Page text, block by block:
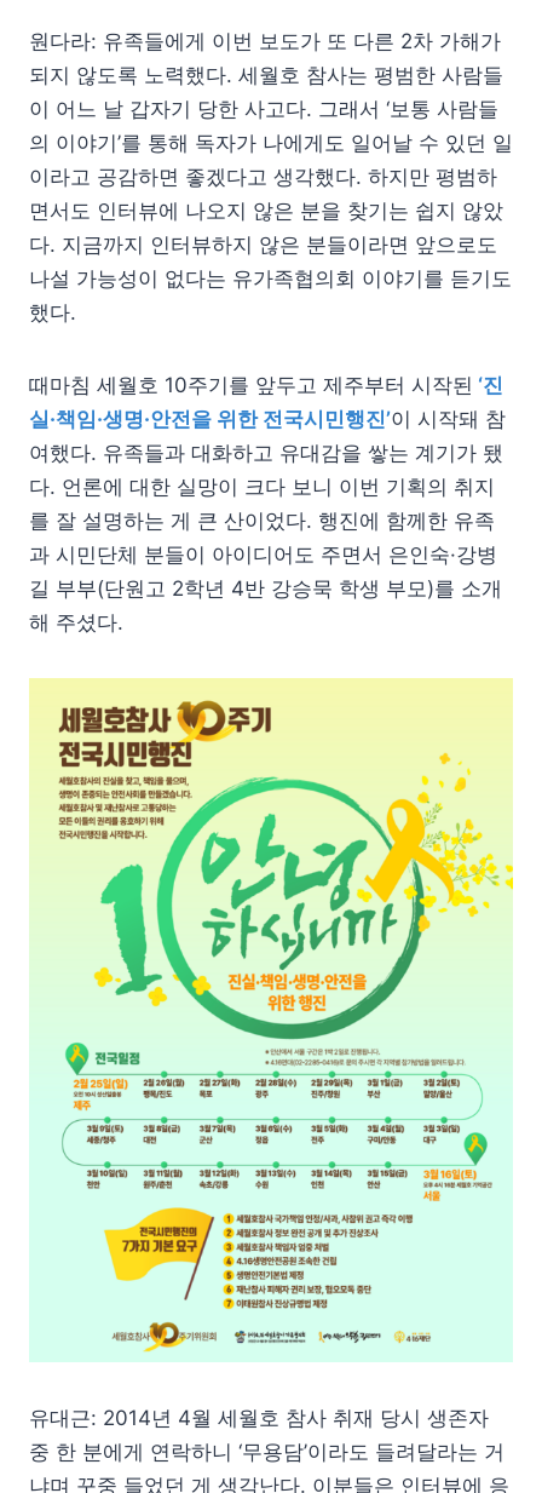
원다라: 유족들에게 이번 보도가 또 다른 2차 가해가
되지 않도록 노력했다. 세월호 참사는 평범한 사람들
이 어느 날 갑자기 당한 사고다. 그래서 ‘보통 사람들
의 이야기’를 통해 독자가 나에게도 일어날 수 있던 일
이라고 공감하면 좋겠다고 생각했다. 하지만 평범하
면서도 인터뷰에 나오지 않은 분을 찾기는 쉽지 않았
다. 지금까지 인터뷰하지 않은 분들이라면 앞으로도
나설 가능성이 없다는 유가족협의회 이야기를 듣기도
했다.
때마침 세월호 10주기를 앞두고 제주부터 시작된 ‘진
실·책임·생명·안전을 위한 전국시민행진’이 시작돼 참
여했다. 유족들과 대화하고 유대감을 쌓는 계기가 됐
다. 언론에 대한 실망이 크다 보니 이번 기획의 취지
를 잘 설명하는 게 큰 산이었다. 행진에 함께한 유족
과 시민단체 분들이 아이디어도 주면서 은인숙·강병
길 부부(단원고 2학년 4반 강승묵 학생 부모)를 소개
해 주셨다.
유대근: 2014년 4월 세월호 참사 취재 당시 생존자
중 한 분에게 연락하니 ‘무용담’이라도 들려달라는 거
냐며 꾸중 들었던 게 생각난다. 이분들은 인터뷰에 응